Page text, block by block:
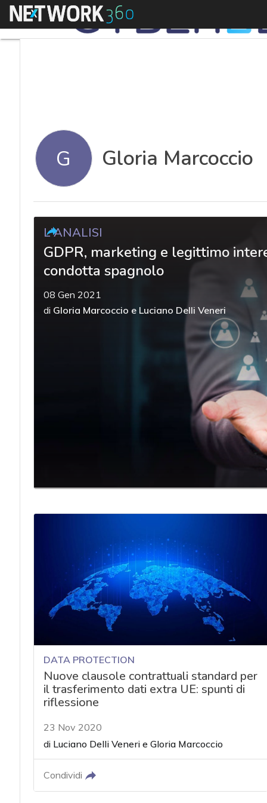
Menu
G Gloria Marcoccio
L'ANALISI
GDPR, marketing e legittimo
condotta spagnolo
08 Gen 2021
di Gloria Marcoccio e Luciano Delli Veneri
DATA PROTECTION
Nuove clausole contrattuali standard per
il trasferimento dati extra UE: spunti di
riflessione
23 Nov 2020
di Luciano Delli Venerie Gloria Marcoccio
Condividi